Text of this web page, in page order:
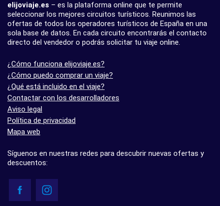
elijoviaje.es – es la plataforma online que te permite
seleccionar los mejores circuitos turísticos. Reunimos las
ofertas de todos los operadores turísticos de España en una
sola base de datos. En cada circuito encontrarás el contacto
directo del vendedor o podrás solicitar tu viaje online.
¿Cómo funciona elijoviaje.es?
¿Cómo puedo comprar un viaje?
¿Qué está incluido en el viaje?
Contactar con los desarrolladores
Aviso legal
Política de privacidad
Mapa web
Síguenos en nuestras redes para descubrir nuevas ofertas y
descuentos: